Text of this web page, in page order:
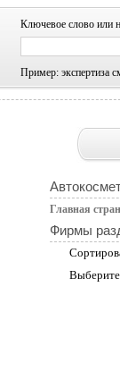
Ключевое слово или
Пример: экспертиза
Главная
Фирмы